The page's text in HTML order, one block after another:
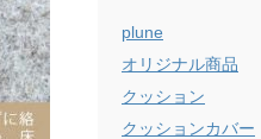
plune
オリジナル商品
クッション
クッションカバー